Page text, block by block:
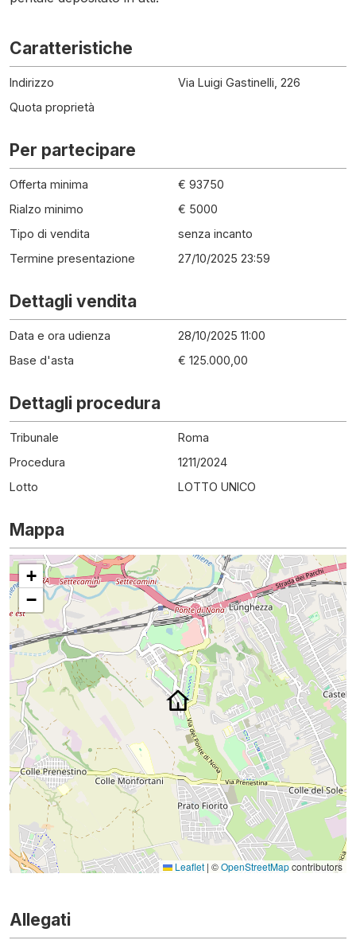
Caratteristiche
Indirizzo
Via Luigi Gastinelli, 226
Quota proprietà
Per partecipare
Offerta minima
€ 93750
Rialzo minimo
€ 5000
Tipo di vendita
senza incanto
Termine presentazione
27/10/2025 23:59
Dettagli vendita
Data e ora udienza
28/10/2025 11:00
Base d'asta
€ 125.000,00
Dettagli procedura
Tribunale
Roma
Procedura
1211/2024
Lotto
LOTTO UNICO
Mappa
+
−
Leaflet | ©OpenStreetMapcontributors
Allegati